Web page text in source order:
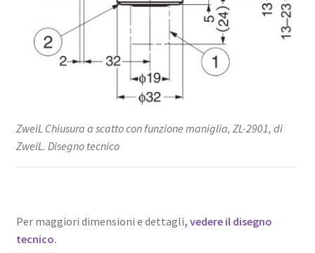
ZweiL Chiusura a scatto con funzione maniglia, ZL-2901, di
ZweiL. Disegno tecnico
Per maggiori dimensioni e dettagli, vedere il disegno
tecnico.